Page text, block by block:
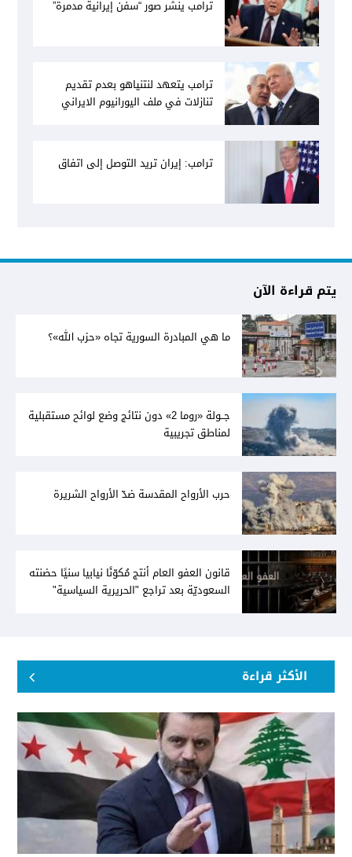
ترامب ينشر صور “سفن إيرانية مدمرة”
ترامب يتعهد لنتنياهو بعدم تقديم
تنازلات في ملف اليورانيوم الايراني
ترامب: إيران تريد التوصل إلى اتفاق
يتم قراءة الآن
ما هي المبادرة السورية تجاه «حزب الله»؟
جــولة «روما 2» دون نتائج وضع لوائح مستقبلية
لمناطق تجريبية
حرب الأرواح المقدسة ضدّ الأرواح الشريرة
قانون العفو العام أنتج مُكوّنًا نيابيا سنيًا حضنته
السعوديّة بعد تراجع "الحريرية السياسية"
الأكثر قراءة